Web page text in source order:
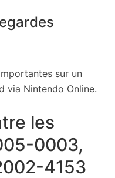
sur un
via Nintendo Online.
les
0003,
4153